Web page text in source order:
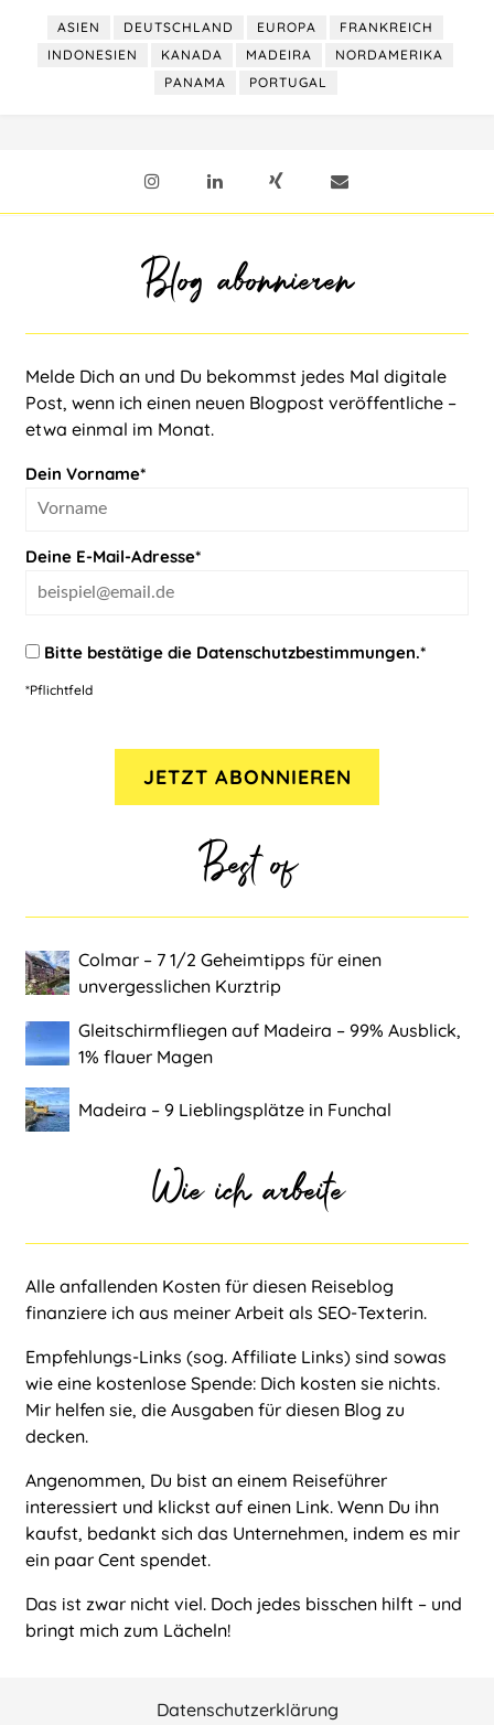
ASIEN DEUTSCHLAND EUROPA
FRANKREICH
INDONESIEN
KANADA MADEIRA
NORDAMERIKA
PANAMA
PORTUGAL
Blog abonnieren
Melde Dich an und Du bekommst jedes Mal digitale
Post, wenn ich einen neuen Blogpost veröffentliche –
etwa einmal im Monat.
Dein Vorname*
Deine E-Mail-Adresse*
Bitte bestätige die Datenschutzbestimmungen.*
*Pflichtfeld
Best of
Colmar ‒ 7 1/2 Geheimtipps für einen
unvergesslichen Kurztrip
Gleitschirmfliegen auf Madeira ‒ 99% Ausblick,
1% flauer Magen
Madeira ‒ 9 Lieblingsplätze in Funchal
Wie ich arbeite
Alle anfallenden Kosten für diesen Reiseblog
finanziere ich aus meiner Arbeit als SEO-Texterin.
Empfehlungs-Links (sog. Affiliate Links) sind sowas
wie eine kostenlose Spende: Dich kosten sie nichts.
Mir helfen sie, die Ausgaben für diesen Blog zu
decken.
Angenommen, Du bist an einem Reiseführer
interessiert und klickst auf einen Link. Wenn Du ihn
kaufst, bedankt sich das Unternehmen, indem es mir
ein paar Cent spendet.
Das ist zwar nicht viel. Doch jedes bisschen hilft – und
bringt mich zum Lächeln!
Datenschutzerklärung